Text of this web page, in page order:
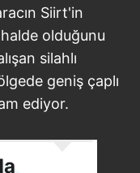
Siirt'in
olduğunu
silahlı
geniş çaplı
ediyor.